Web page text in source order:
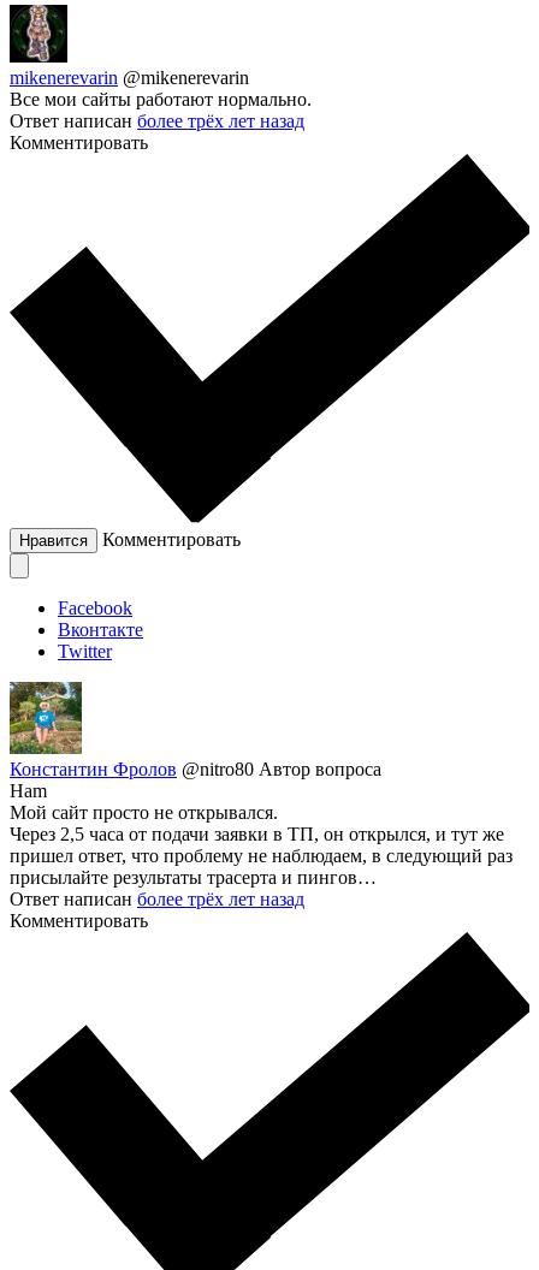
mikenerevarin @mikenerevarin
Все мои сайты работают нормально.
Ответ написан более трёх лет назад
Комментировать
Нравится Комментировать
Facebook
Вконтакте
Twitter
Константин Фролов @nitro80 Автор вопроса
Ham
Мой сайт просто не открывался.
Через 2,5 часа от подачи заявки в ТП, он открылся, и тут же
пришел ответ, что проблему не наблюдаем, в следующий раз
присылайте результаты трасерта и пингов…
Ответ написан более трёх лет назад
Комментировать